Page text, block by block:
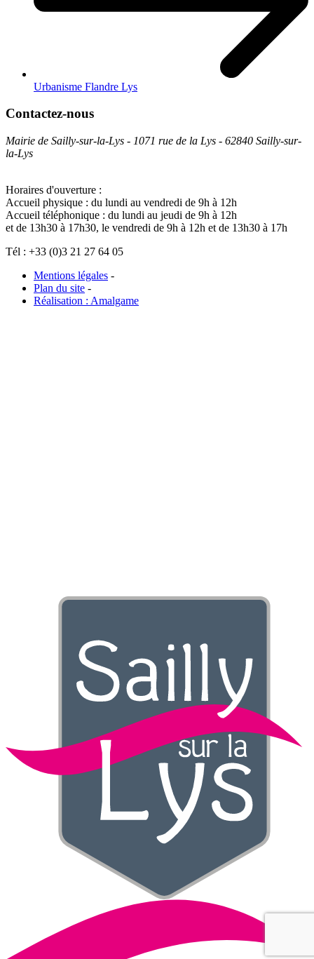
Urbanisme Flandre Lys
Contactez-nous
Mairie de Sailly-sur-la-Lys - 1071 rue de la Lys - 62840 Sailly-sur-
la-Lys
Horaires d'ouverture :
Accueil physique : du lundi au vendredi de 9h à 12h
Accueil téléphonique : du lundi au jeudi de 9h à 12h
et de 13h30 à 17h30, le vendredi de 9h à 12h et de 13h30 à 17h
Tél : +33 (0)3 21 27 64 05
Mentions légales -
Plan du site -
Réalisation : Amalgame